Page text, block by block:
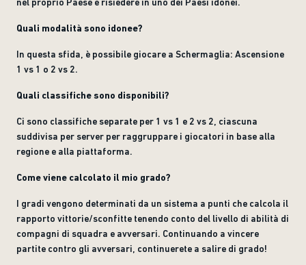
Quali modalità sono idonee?
In questa sfida, è possibile giocare a Schermaglia: Ascensione
1 vs 1 o 2 vs 2.
Quali classifiche sono disponibili?
Ci sono classifiche separate per 1 vs 1 e 2 vs 2, ciascuna
suddivisa per server per raggruppare i giocatori in base alla
regione e alla piattaforma.
Come viene calcolato il mio grado?
I gradi vengono determinati da un sistema a punti che calcola il
rapporto vittorie/sconfitte tenendo conto del livello di abilità di
compagni di squadra e avversari. Continuando a vincere
partite contro gli avversari, continuerete a salire di grado!